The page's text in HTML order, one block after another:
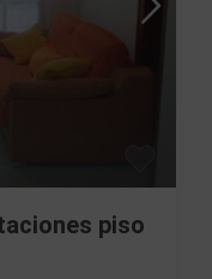
piso